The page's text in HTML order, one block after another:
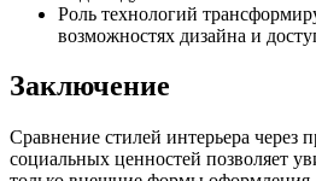
Роль технологий
возможностях дизайна и
Заключение
Сравнение стилей интерьера через
социальных ценностей позволяет